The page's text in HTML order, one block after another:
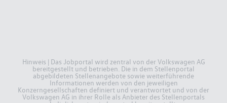
Hinweis | Das Jobportal wird zentral von der Volkswagen AG
bereitgestellt und betrieben. Die in dem Stellenportal
abgebildeten Stellenangebote sowie weiterführende
Informationen werden von den jeweiligen
Konzerngesellschaften definiert und verantwortet und von der
Volkswagen AG in ihrer Rolle als Anbieter des Stellenportals